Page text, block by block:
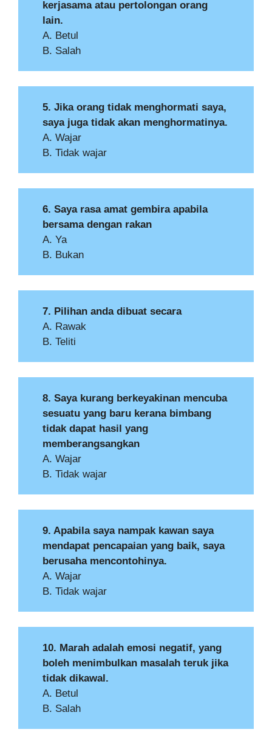
kerjasama atau pertolongan orang
lain.
A. Betul
B. Salah
5. Jika orang tidak menghormati saya,
saya juga tidak akan menghormatinya.
A. Wajar
B. Tidak wajar
6. Saya rasa amat gembira apabila
bersama dengan rakan
A. Ya
B. Bukan
7. Pilihan anda dibuat secara
A. Rawak
B. Teliti
8. Saya kurang berkeyakinan mencuba
sesuatu yang baru kerana bimbang
tidak dapat hasil yang
memberangsangkan
A. Wajar
B. Tidak wajar
9. Apabila saya nampak kawan saya
mendapat pencapaian yang baik, saya
berusaha mencontohinya.
A. Wajar
B. Tidak wajar
10. Marah adalah emosi negatif, yang
boleh menimbulkan masalah teruk jika
tidak dikawal.
A. Betul
B. Salah